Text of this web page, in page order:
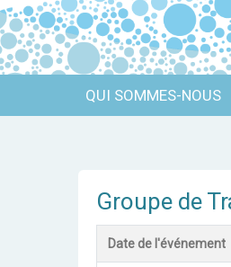
QUI SOMMES-NOUS
Groupe de
Date de l'événement